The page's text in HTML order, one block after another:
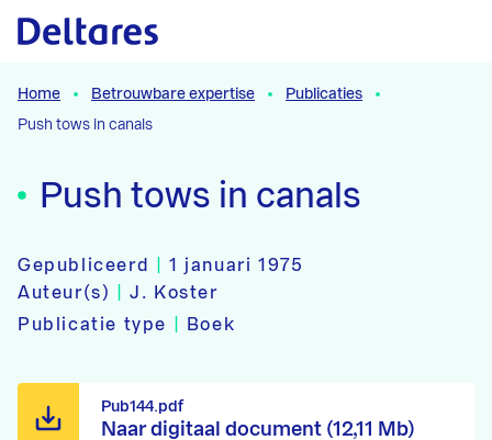
Naar hoofdcontent
Home Betrouwbare expertise
Publicaties
Push tows in canals
Push tows in canals
Gepubliceerd |1 januari 1975
Auteur(s)
|J. Koster
Publicatie type
Boek
Naar digitaal document (12,11 Mb)
Pub144.pdf